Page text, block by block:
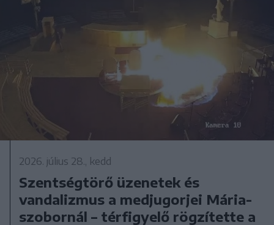
2026. július 28., kedd
Szentségtörő üzenetek és
vandalizmus a medjugorjei Mária-
szobornál – térfigyelő rögzítette a